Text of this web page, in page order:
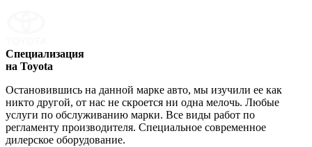
Специализация
на Toyota
Остановившись на данной марке авто, мы изучили ее как
никто другой, от нас не скроется ни одна мелочь. Любые
услуги по обслуживанию марки. Все виды работ по
регламенту производителя. Специальное современное
дилерское оборудование.